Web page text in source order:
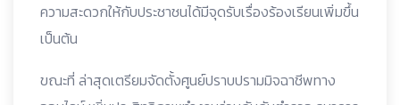
ความสะดวกให้กับประชาชนได้มีจุดรับเรื่องร้องเรียนเพิ่มขึ้น
เป็นต้น
ขณะที่ ล่าสุดเตรียมจัดตั้งศูนย์ปราบปรามมิจฉาชีพทาง